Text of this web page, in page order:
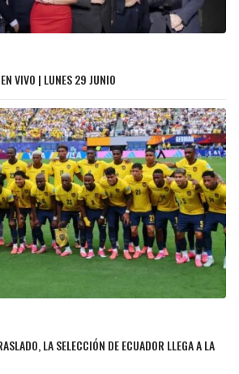
VIVO | LUNES 29 JUNIO
LA SELECCIÓN DE ECUADOR LLEGA A LA